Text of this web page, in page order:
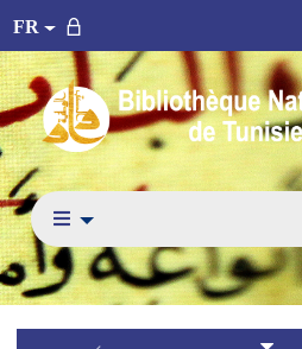
FR